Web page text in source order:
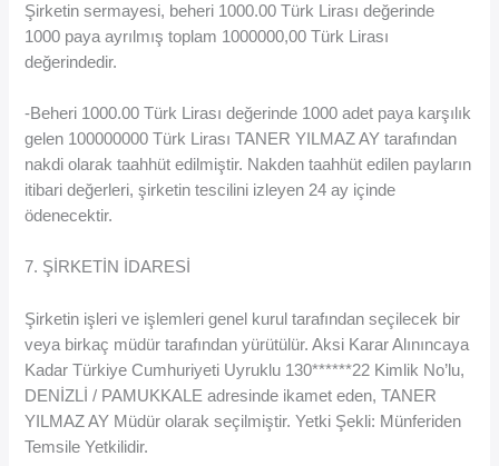
Şirketin sermayesi, beheri 1000.00 Türk Lirası değerinde
1000 paya ayrılmış toplam 1000000,00 Türk Lirası
değerindedir.
-Beheri 1000.00 Türk Lirası değerinde 1000 adet paya karşılık
gelen 100000000 Türk Lirası TANER YILMAZ AY tarafından
nakdi olarak taahhüt edilmiştir. Nakden taahhüt edilen payların
itibari değerleri, şirketin tescilini izleyen 24 ay içinde
ödenecektir.
7. ŞİRKETİN İDARESİ
Şirketin işleri ve işlemleri genel kurul tarafından seçilecek bir
veya birkaç müdür tarafından yürütülür. Aksi Karar Alınıncaya
Kadar Türkiye Cumhuriyeti Uyruklu 130******22 Kimlik No’lu,
DENİZLİ / PAMUKKALE adresinde ikamet eden, TANER
YILMAZ AY Müdür olarak seçilmiştir. Yetki Şekli: Münferiden
Temsile Yetkilidir.